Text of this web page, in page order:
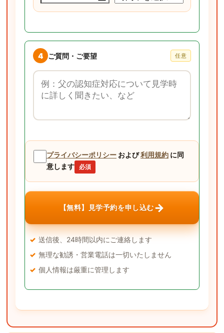
4 ご質問・ご要望 任意
ご質問・ご要望
プライバシーポリシー および利用規約 に同
意します
必須
【無料】見学予約を申し込む→
送信後、24時間以内にご連絡します
無理な勧誘・営業電話は一切いたしません
個人情報は厳重に管理します